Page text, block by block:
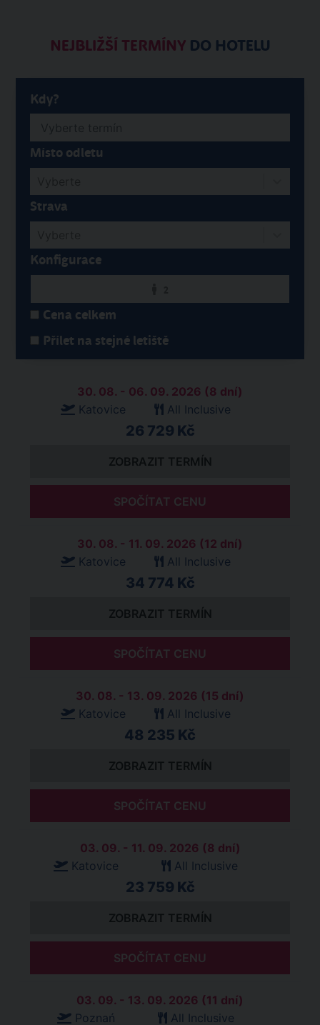
NEJBLIŽŠÍ TERMÍNYDO HOTELU
Kdy?
Místo odletu
Strava
Konfigurace
Cena celkem
Přílet na stejné letiště
30. 08. - 06. 09. 2026 (8 dní)
Katovice
All Inclusive
26 729 Kč
ZOBRAZIT TERMÍN
SPOČÍTAT CENU
30. 08. - 11. 09. 2026 (12 dní)
Katovice
All Inclusive
34 774 Kč
ZOBRAZIT TERMÍN
SPOČÍTAT CENU
30. 08. - 13. 09. 2026 (15 dní)
Katovice
All Inclusive
48 235 Kč
ZOBRAZIT TERMÍN
SPOČÍTAT CENU
03. 09. - 11. 09. 2026 (8 dní)
Katovice
All Inclusive
23 759 Kč
ZOBRAZIT TERMÍN
SPOČÍTAT CENU
03. 09. - 13. 09. 2026 (11 dní)
Poznań
All Inclusive